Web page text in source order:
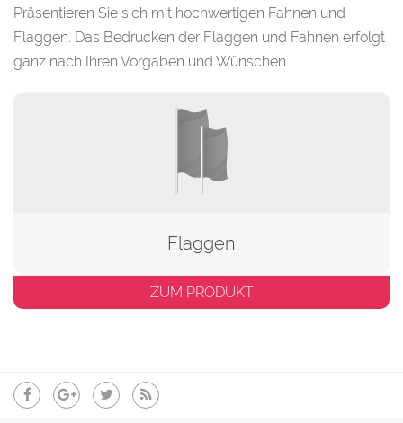
Präsentieren Sie sich mit hochwertigen Fahnen und
Flaggen. Das Bedrucken der Flaggen und Fahnen erfolgt
ganz nach Ihren Vorgaben und Wünschen.
Flaggen
ZUM PRODUKT